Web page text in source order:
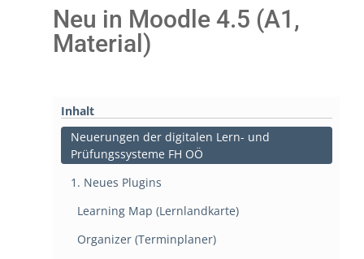
Neu in Moodle 4.5 (A1,
Material)
Inhalt
Neuerungen der digitalen Lern- und
Prüfungssysteme FH OÖ
1. Neues Plugins
Learning Map (Lernlandkarte)
Organizer (Terminplaner)